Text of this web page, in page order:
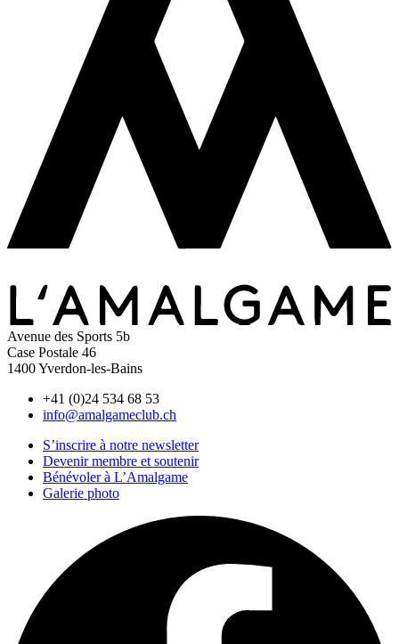
Avenue des Sports 5b
Case Postale 46
1400 Yverdon-les-Bains
+41 (0)24 534 68 53
info@amalgameclub.ch
S’inscrire à notre newsletter
Devenir membre et soutenir
Bénévoler à L’Amalgame
Galerie photo